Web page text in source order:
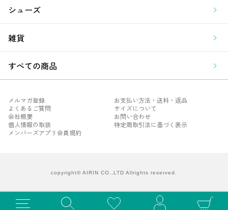
シューズ
雑貨
すべての商品
メルマガ登録
お支払い方法・送料・返品
よくあるご質問
サイズについて
会社概要
お問い合わせ
個人情報の取扱
特定商取引法に基づく表示
メンバーズアプリ会員規約
copyright© AIRIN CO.,LTD Allrights reserved.